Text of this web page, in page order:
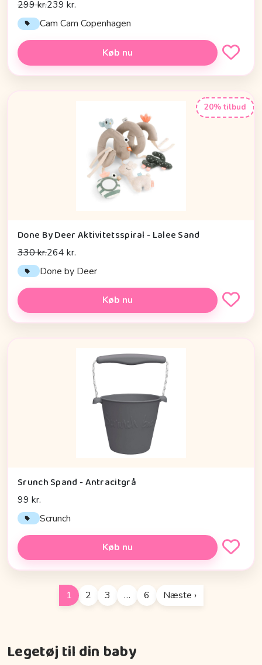
299 kr.239 kr.
Cam Cam Copenhagen
Køb nu
20% tilbud
Done By Deer Aktivitetsspiral - Lalee Sand
330 kr.264 kr.
Done by Deer
Køb nu
Srunch Spand - Antracitgrå
99 kr.
Scrunch
Køb nu
1 2 3 … 6 Næste ›
Legetøj til din baby